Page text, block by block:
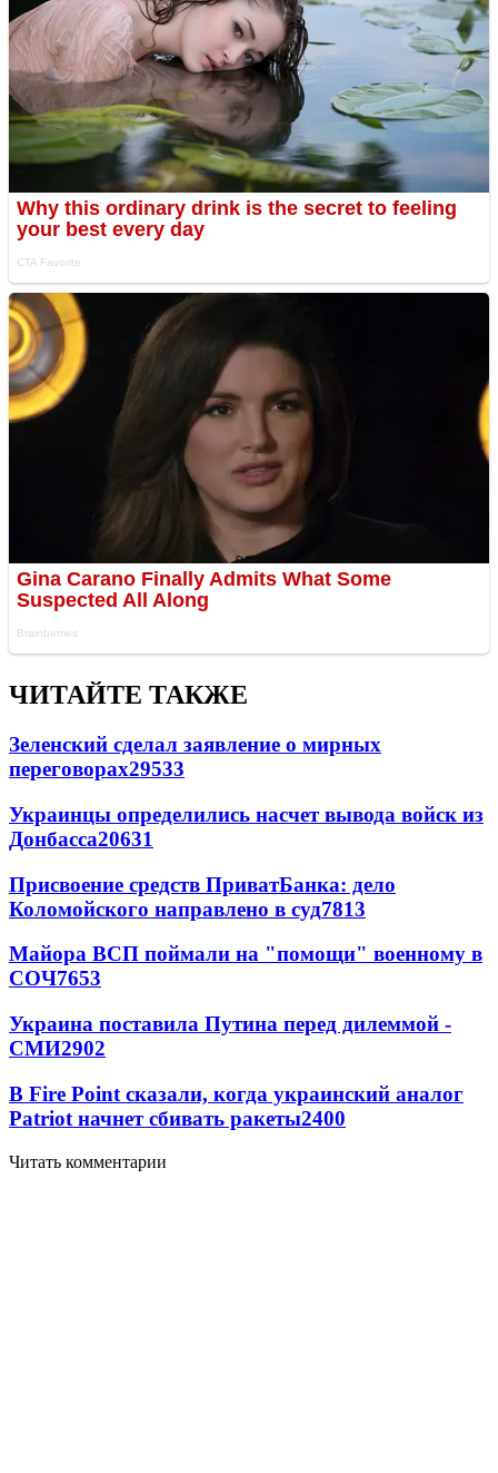
ЧИТАЙТЕ ТАКЖЕ
Зеленский сделал заявление о мирных
переговорах29533
Украинцы определились насчет вывода войск из
Донбасса20631
Присвоение средств ПриватБанка: дело
Коломойского направлено в суд7813
Майора ВСП поймали на "помощи" военному в
СОЧ7653
Украина поставила Путина перед дилеммой -
СМИ2902
В Fire Point сказали, когда украинский аналог
Patriot начнет сбивать ракеты2400
Читать комментарии